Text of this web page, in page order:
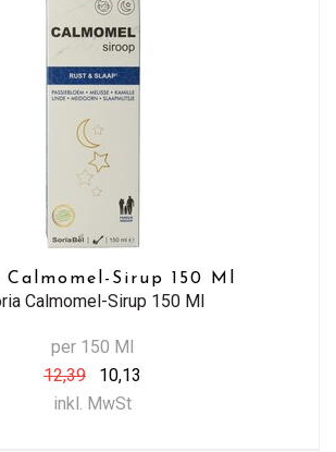
Calmomel-Sirup 150 Ml
Calmomel-Sirup 150 Ml
per 150 Ml
12,39
10,13
inkl. MwSt